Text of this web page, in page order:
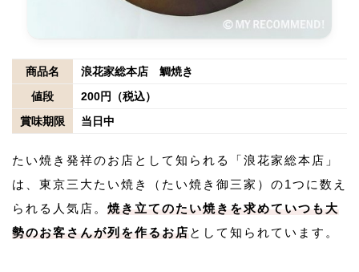
商品名
浪花家総本店 鯛焼き
値段
200円（税込）
賞味期限
当日中
たい焼き発祥のお店として知られる「浪花家総本店」
は、東京三大たい焼き（たい焼き御三家）の1つに数え
られる人気店。 焼き立てのたい焼きを求めていつも大
勢のお客さんが列を作るお店 として知られています。